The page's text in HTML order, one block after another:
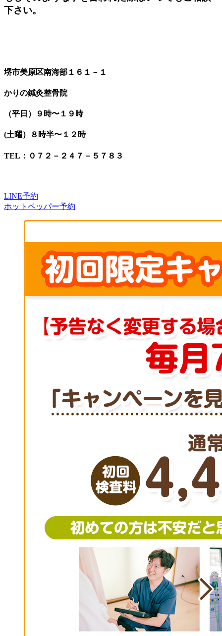
下さい。
堺市美原区南海部１６１－１
かりの鍼灸整骨院
（平日）９時〜１９時
(土曜）８時半〜１２時
TEL：０７２－２４７－５７８３
LINE予約
ホットペッパー予約